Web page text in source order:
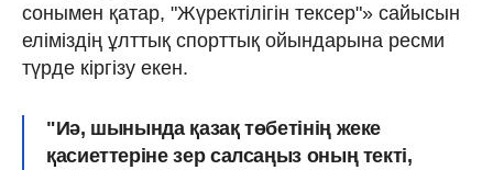
сонымен қатар, "Жүректілігін тексер"» сайысын
еліміздің ұлттық спорттық ойындарына ресми
түрде кіргізу екен.
"Иә, шынында қазақ төбетінің жеке
қасиеттеріне зер салсаңыз оның текті,